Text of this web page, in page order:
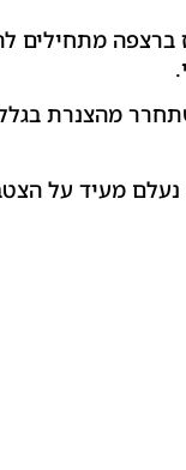
ברצפה מתחילים
מהצנרת
מעיד על